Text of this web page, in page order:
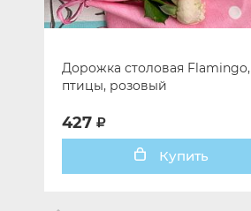
Дорожка столовая Flamingo,
птицы, розовый
427
Купить